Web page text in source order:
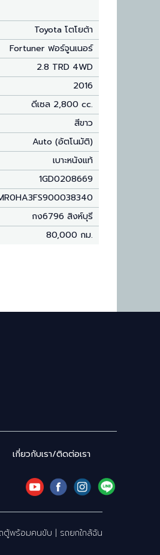
Toyota โตโยต้า
Fortuner ฟอร์จูนเนอร์
2.8 TRD 4WD
2016
ดีเซล 2,800 cc.
สีขาว
Auto (อัตโนมัติ)
เบาะหนังแท้
1GD0208669
กง6796 สิงห์บุรี
80,000 กม.
เกี่ยวกับเรา/ติดต่อเรา
ถตู้พร้อมคนขับ | รถยกใกล้ฉัน